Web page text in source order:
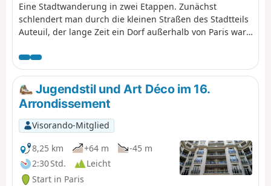
Eine Stadtwanderung in zwei Etappen. Zunächst
schlendert man durch die kleinen Straßen des Stadtteils
Auteuil, der lange Zeit ein Dorf außerhalb von Paris war,
man die Seine über die berühmte Pont Mirabeau
überquert hat, schlängelt man sich durch den Parc
André Citroën, in dem sich Pflanzen-, Mineral- und
Wasserwelten vermischen.
Jugendstil und Art Déco im 16.
Arrondissement
Visorando-Mitglied
8,25 km
+64 m
-45 m
2:30 Std.
Leicht
Start in Paris